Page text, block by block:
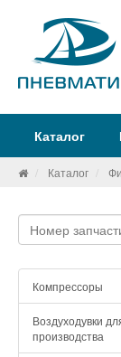
Каталог
Каталог
Компрессоры
Воздуходувки
производства